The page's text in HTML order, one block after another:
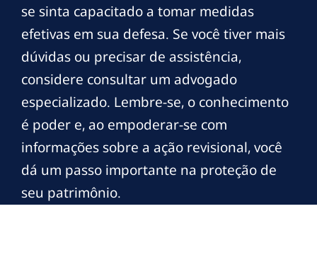
se sinta capacitado a tomar medidas
efetivas em sua defesa. Se você tiver mais
dúvidas ou precisar de assistência,
considere consultar um advogado
especializado. Lembre-se, o conhecimento
é poder e, ao empoderar-se com
informações sobre a ação revisional, você
dá um passo importante na proteção de
seu patrimônio.